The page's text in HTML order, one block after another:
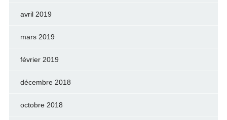
avril 2019
mars 2019
février 2019
décembre 2018
octobre 2018